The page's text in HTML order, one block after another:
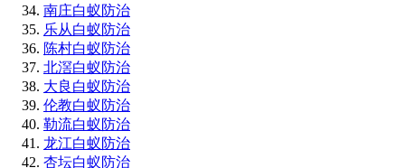
南庄白蚁防治
乐从白蚁防治
陈村白蚁防治
北滘白蚁防治
大良白蚁防治
伦教白蚁防治
勒流白蚁防治
龙江白蚁防治
杏坛白蚁防治